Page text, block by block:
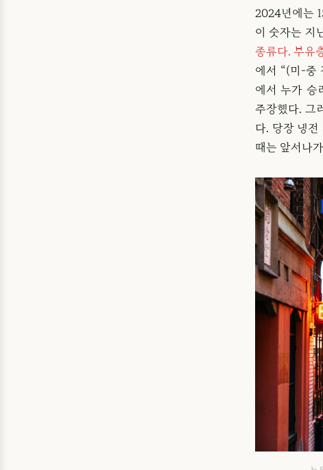
2024년에는
이 숫자는 지
종류다. 부유
에서 “(미-중
에서 누가 승
주장했다. 그
다. 당장 냉전
때는 앞서나